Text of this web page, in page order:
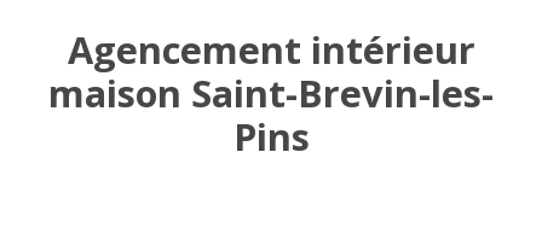
Agencement intérieur
maison Saint-Brevin-les-
Pins